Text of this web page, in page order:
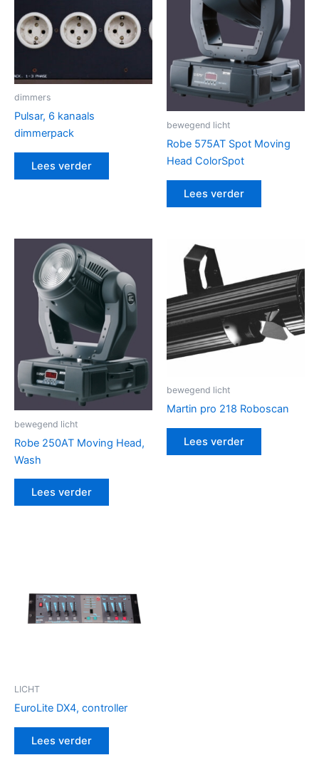
dimmers
Pulsar, 6 kanaals
dimmerpack
Lees verder
bewegend licht
Robe 575AT Spot Moving
Head ColorSpot
Lees verder
bewegend licht
Robe 250AT Moving Head,
Wash
Lees verder
bewegend licht
Martin pro 218 Roboscan
Lees verder
LICHT
EuroLite DX4, controller
Lees verder